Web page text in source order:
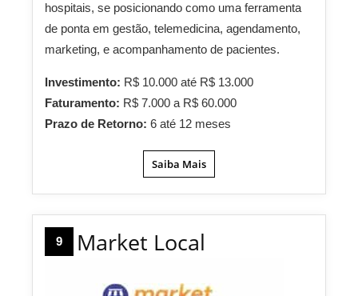
hospitais, se posicionando como uma ferramenta
de ponta em gestão, telemedicina, agendamento,
marketing, e acompanhamento de pacientes.
Investimento: R$ 10.000 até R$ 13.000
Faturamento: R$ 7.000 a R$ 60.000
Prazo de Retorno: 6 até 12 meses
Saiba Mais
9 Market Local